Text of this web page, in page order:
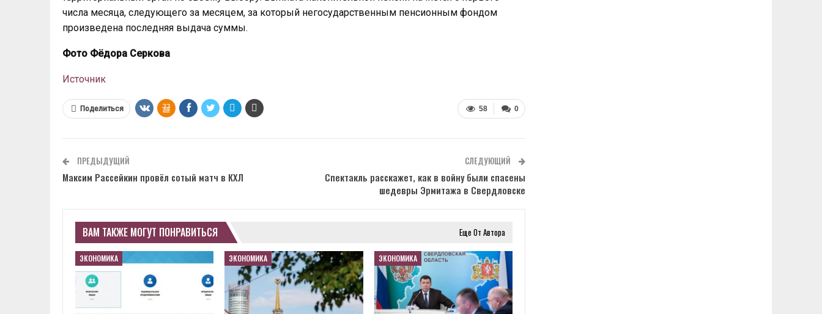
числа месяца, следующего за месяцем, за который негосударственным пенсионным фондом
произведена последняя выдача суммы.
Фото Фёдора Серкова
Источник
0
58
Поделиться
ПРЕДЫДУЩИЙ
Максим Рассейкин провёл сотый матч в КХЛ
СЛЕДУЮЩИЙ
Спектакль расскажет, как в войну были спасены
шедевры Эрмитажа в Свердловске
ВАМ ТАКЖЕ МОГУТ ПОНРАВИТЬСЯ Еще От Автора
ЭКОНОМИКА ЭКОНОМИКА ЭКОНОМИКА